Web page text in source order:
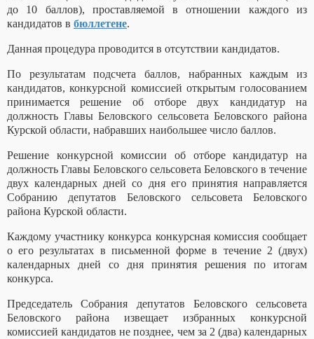
до 10 баллов), проставляемой в отношении каждого из
кандидатов в бюллетене.
Данная процедура проводится в отсутствии кандидатов.
По результатам подсчета баллов, набранных каждым из
кандидатов, конкурсной комиссией открытым голосованием
принимается решение об отборе двух кандидатур на
должность Главы Беловского сельсовета Беловского района
Курской области, набравших наибольшее число баллов.
Решение конкурсной комиссии об отборе кандидатур на
должность Главы Беловского сельсовета Беловского в течение
двух календарных дней со дня его принятия направляется
Собранию депутатов Беловского сельсовета Беловского
района Курской области.
Каждому участнику конкурса конкурсная комиссия сообщает
о его результатах в письменной форме в течение 2 (двух)
календарных дней со дня принятия решения по итогам
конкурса.
Председатель Собрания депутатов Беловского сельсовета
Беловского района извещает избранных конкурсной
комиссией кандидатов не позднее, чем за 2 (два) календарных